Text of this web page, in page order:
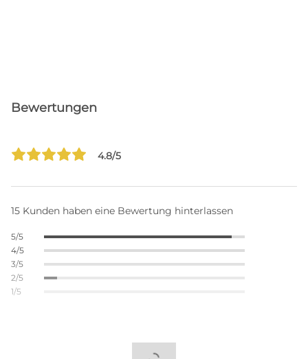
Bewertungen
4.8/5
15 Kunden haben eine Bewertung hinterlassen
5/5
4/5
3/5
2/5
1/5